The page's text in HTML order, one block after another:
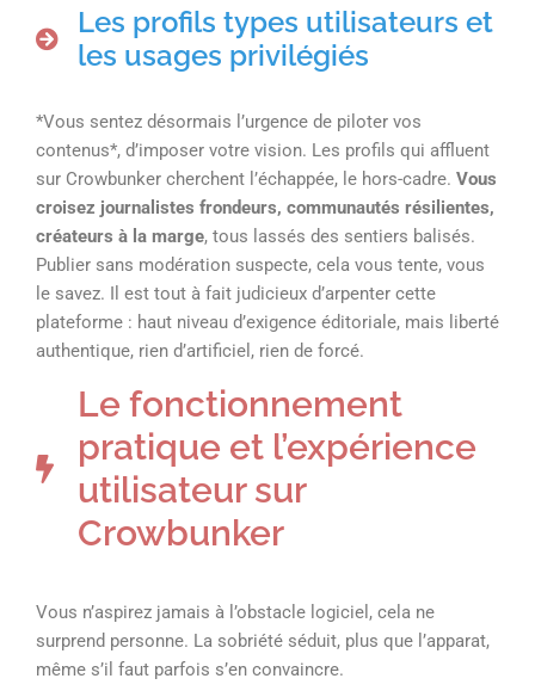
Les profils types utilisateurs et
les usages privilégiés
*Vous sentez désormais l’urgence de piloter vos
contenus*, d’imposer votre vision. Les profils qui affluent
sur Crowbunker cherchent l’échappée, le hors-cadre. Vous
croisez journalistes frondeurs, communautés résilientes,
créateurs à la marge, tous lassés des sentiers balisés.
Publier sans modération suspecte, cela vous tente, vous
le savez. Il est tout à fait judicieux d’arpenter cette
plateforme : haut niveau d’exigence éditoriale, mais liberté
authentique, rien d’artificiel, rien de forcé.
Le fonctionnement
pratique et l’expérience
utilisateur sur
Crowbunker
Vous n’aspirez jamais à l’obstacle logiciel, cela ne
surprend personne. La sobriété séduit, plus que l’apparat,
même s’il faut parfois s’en convaincre.